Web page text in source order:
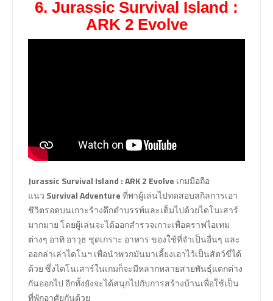
6. Jurassic Survival Island :
ARK 2 Evolve
Jurassic Survival Island : ARK 2 Evolve เกมมือถือ
แนว Survival Adventureที่พาผู้เล่นไปทดสอบสกิลการเอา
ชีวิตรอดบนเกาะร้างดึกดำบรรพ์และเต็มไปด้วยไดโนเสาร์
มากมาย โดยผู้เล่นจะได้ออกสำรวจเกาะเพื่อคราฟไอเทม
ต่างๆ อาทิ อาวุธ ชุดเกราะ อาหาร ของใช้ที่จำเป็นอื่นๆ และ
ออกล่าเล่าไดโนฯ เพื่อนำพวกมันมาเลี้ยงเอาไว้เป็นสัตว์ขี่ได้
ด้วย ซึ่งไดโนเสาร์ในเกมก็จะมีหลากหลายสายพันธุ์แตกต่าง
กันออกไป อีกทั้งยังจะได้สนุกไปกับการสร้างบ้านเพื่อใช้เป็น
ที่พักอาศัยกันด้วย